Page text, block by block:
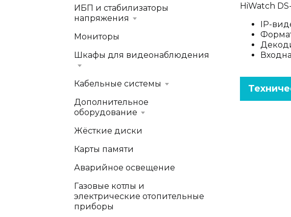
HiWatch
IP-
ИБП и стабилизаторы
напряжения
Мониторы
Шкафы для видеонаблюдения
Кабельные системы
Дополнительное
оборудование
Жёсткие диски
Карты памяти
Аварийное освещение
Газовые котлы и
электрические отопительные
приборы